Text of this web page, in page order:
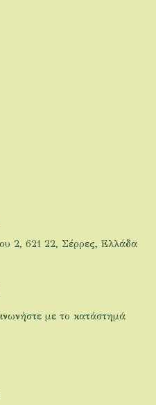
2, 621 22, Σέρρες, Ελλάδα
με το κατάστημά